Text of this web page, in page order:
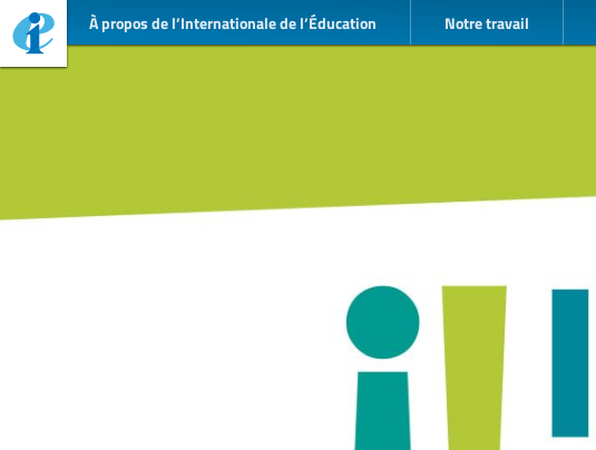
À propos de l’Internationale de l’Éducation Notre travail